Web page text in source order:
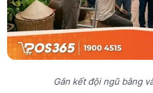
Gắn kết đội ngũ bằng